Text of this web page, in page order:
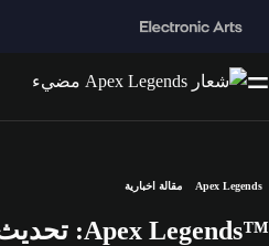
Apex Legends مقالة اخبارية
Apex Legends™‎: تحديث اختبار البحث عن اللاعبين